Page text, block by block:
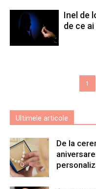
Inel de
de ce
1
Ultimele articole
De la